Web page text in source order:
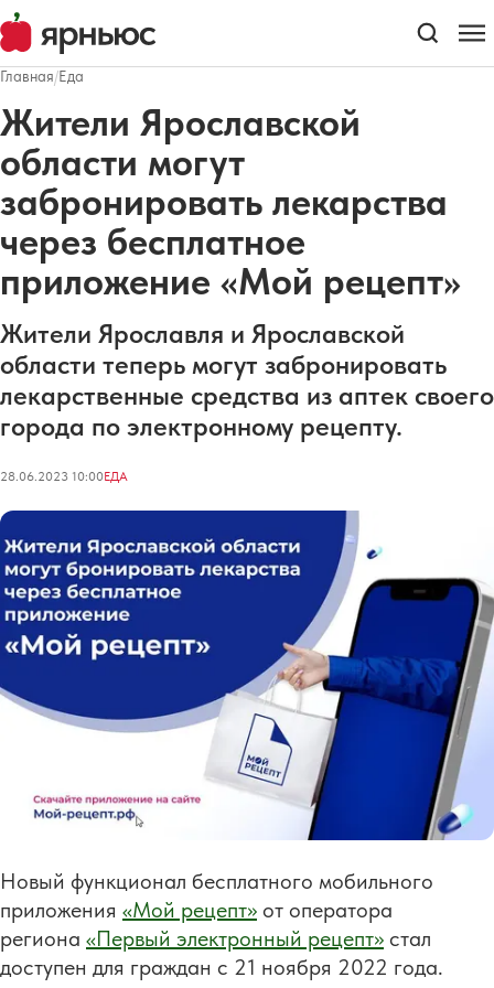
Главная/Еда
Жители Ярославской
области могут
забронировать лекарства
через бесплатное
приложение «Мой рецепт»
Жители Ярославля и Ярославской
области теперь могут забронировать
лекарственные средства из аптек своего
города по электронному рецепту.
28.06.2023 10:00ЕДА
Новый функционал бесплатного мобильного
приложения «Мой рецепт» от оператора
региона «Первый электронный рецепт» стал
доступен для граждан с 21 ноября 2022 года.